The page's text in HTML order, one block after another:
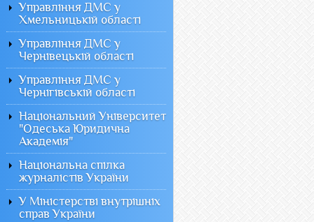
Управління ДМС у
Хмельницькій області
Управління ДМС у
Чернівецькій області
Управління ДМС у
Чернігівській області
Національний Університет
"Одеська Юридична
Академія"
Національна спілка
журналістів України
У Міністерстві внутрішніх
справ України